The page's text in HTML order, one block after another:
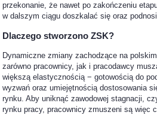
przekonanie, że nawet po zakończeniu
w dalszym ciągu doszkalać się oraz
Dlaczego stworzono ZSK?
Dynamiczne zmiany zachodzące na
zarówno pracownicy, jak i pracodawcy
większą elastycznością − gotowością do
wyzwań oraz umiejętnością dostosowania
rynku. Aby uniknąć zawodowej stagnacji,
rynku pracy, pracownicy zmuszeni są więc